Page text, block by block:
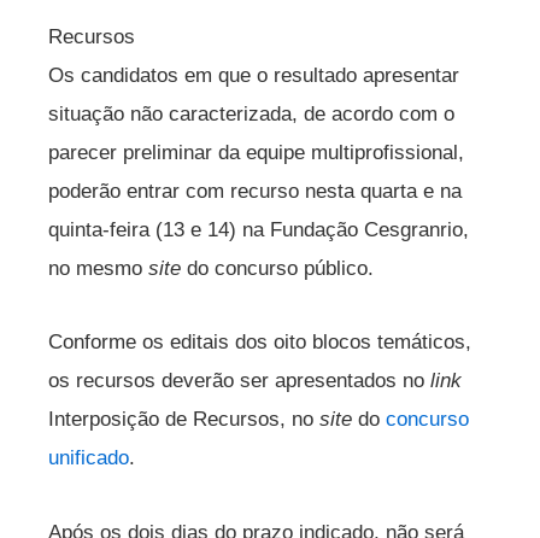
Recursos
Os candidatos em que o resultado apresentar
situação não caracterizada, de acordo com o
parecer preliminar da equipe multiprofissional,
poderão entrar com recurso nesta quarta e na
quinta-feira (13 e 14) na Fundação Cesgranrio,
no mesmo site do concurso público.
Conforme os editais dos oito blocos temáticos,
os recursos deverão ser apresentados no link
Interposição de Recursos, no site do concurso
unificado.
Após os dois dias do prazo indicado, não será